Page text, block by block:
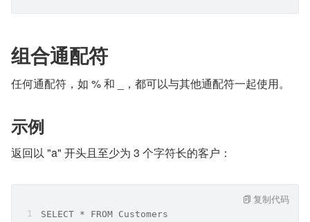
组合通配符
任何通配符，如 % 和 _，都可以与其他通配符一起使用。
示例
返回以 "a" 开头且至少为 3 个字符长的客户：
SELECT * FROM Customers
复制代码